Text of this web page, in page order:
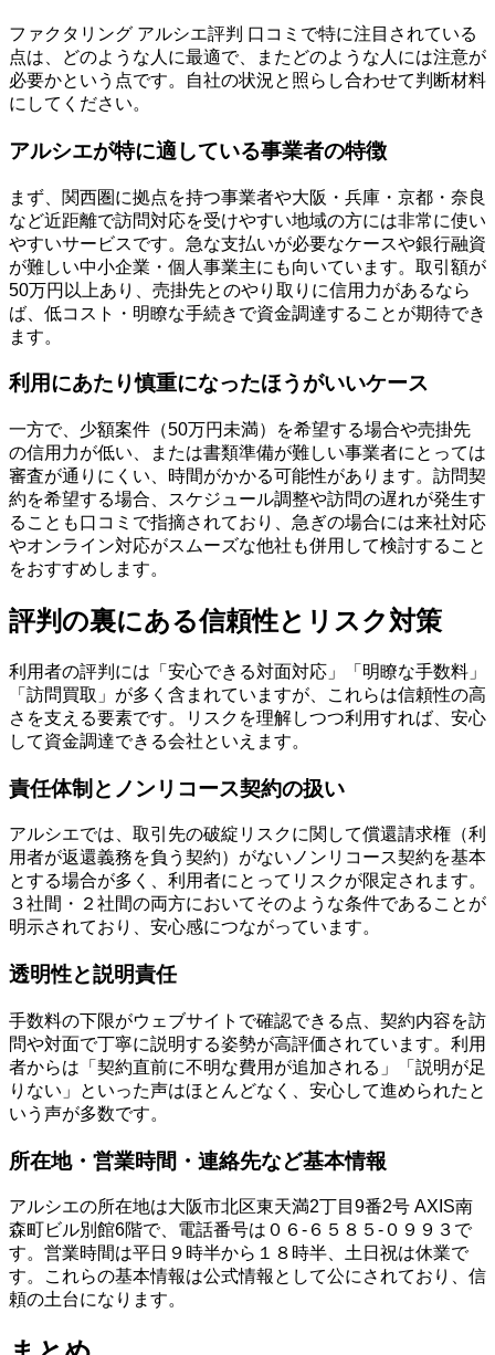
ファクタリング アルシエ評判 口コミで特に注目されている
点は、どのような人に最適で、またどのような人には注意が
必要かという点です。自社の状況と照らし合わせて判断材料
にしてください。
アルシエが特に適している事業者の特徴
まず、関西圏に拠点を持つ事業者や大阪・兵庫・京都・奈良
など近距離で訪問対応を受けやすい地域の方には非常に使い
やすいサービスです。急な支払いが必要なケースや銀行融資
が難しい中小企業・個人事業主にも向いています。取引額が
50万円以上あり、売掛先とのやり取りに信用力があるなら
ば、低コスト・明瞭な手続きで資金調達することが期待でき
ます。
利用にあたり慎重になったほうがいいケース
一方で、少額案件（50万円未満）を希望する場合や売掛先
の信用力が低い、または書類準備が難しい事業者にとっては
審査が通りにくい、時間がかかる可能性があります。訪問契
約を希望する場合、スケジュール調整や訪問の遅れが発生す
ることも口コミで指摘されており、急ぎの場合には来社対応
やオンライン対応がスムーズな他社も併用して検討すること
をおすすめします。
評判の裏にある信頼性とリスク対策
利用者の評判には「安心できる対面対応」「明瞭な手数料」
「訪問買取」が多く含まれていますが、これらは信頼性の高
さを支える要素です。リスクを理解しつつ利用すれば、安心
して資金調達できる会社といえます。
責任体制とノンリコース契約の扱い
アルシエでは、取引先の破綻リスクに関して償還請求権（利
用者が返還義務を負う契約）がないノンリコース契約を基本
とする場合が多く、利用者にとってリスクが限定されます。
３社間・２社間の両方においてそのような条件であることが
明示されており、安心感につながっています。
透明性と説明責任
手数料の下限がウェブサイトで確認できる点、契約内容を訪
問や対面で丁寧に説明する姿勢が高評価されています。利用
者からは「契約直前に不明な費用が追加される」「説明が足
りない」といった声はほとんどなく、安心して進められたと
いう声が多数です。
所在地・営業時間・連絡先など基本情報
アルシエの所在地は大阪市北区東天満2丁目9番2号 AXIS南
森町ビル別館6階で、電話番号は０６‐６５８５‐０９９３で
す。営業時間は平日９時半から１８時半、土日祝は休業で
す。これらの基本情報は公式情報として公にされており、信
頼の土台になります。